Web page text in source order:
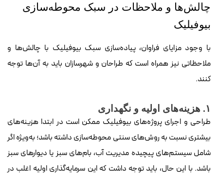
چالش‌ها و ملاحظات در سبک محوطه‌سازی
بیوفیلیک
با وجود مزایای فراوان، پیاده‌سازی سبک بیوفیلیک با چالش‌ها و
ملاحظاتی نیز همراه است که طراحان و شهرسازان باید به آن‌ها توجه
کنند.
۱. هزینه‌های اولیه و نگهداری
طراحی و اجرای پروژه‌های بیوفیلیک ممکن است در ابتدا هزینه‌های
بیشتری نسبت به روش‌های سنتی محوطه‌سازی داشته باشد؛ به‌ویژه اگر
شامل سیستم‌های پیچیده مدیریت آب، بام‌های سبز یا دیوارهای سبز
باشد. با این حال، باید توجه داشت که این سرمایه‌گذاری اولیه اغلب در